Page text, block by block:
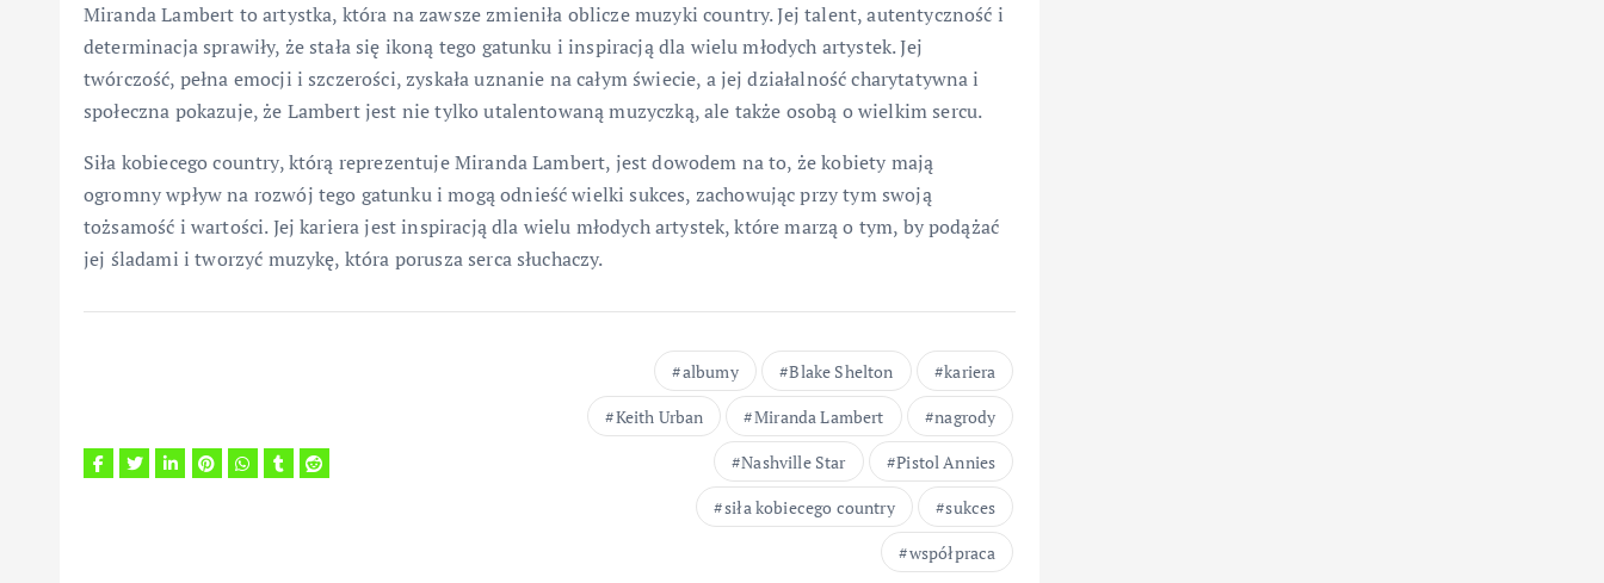
Miranda Lambert to artystka, która na zawsze zmieniła oblicze muzyki country. Jej talent, autentyczność i
determinacja sprawiły, że stała się ikoną tego gatunku i inspiracją dla wielu młodych artystek. Jej
twórczość, pełna emocji i szczerości, zyskała uznanie na całym świecie, a jej działalność charytatywna i
społeczna pokazuje, że Lambert jest nie tylko utalentowaną muzyczką, ale także osobą o wielkim sercu.
Siła kobiecego country, którą reprezentuje Miranda Lambert, jest dowodem na to, że kobiety mają
ogromny wpływ na rozwój tego gatunku i mogą odnieść wielki sukces, zachowując przy tym swoją
tożsamość i wartości. Jej kariera jest inspiracją dla wielu młodych artystek, które marzą o tym, by podążać
jej śladami i tworzyć muzykę, która porusza serca słuchaczy.
albumy Blake Shelton
kariera
Keith Urban
Miranda Lambert
nagrody
Nashville Star
Pistol Annies
siła kobiecego country
sukces
współpraca